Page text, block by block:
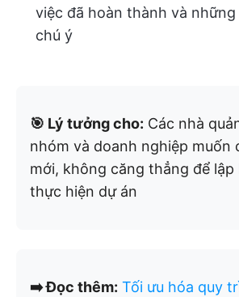
việc đã hoàn thành và
chú ý
🎯 Lý tưởng cho: Các nhà
nhóm và doanh nghiệp muốn
mới, không căng thẳng để lập
thực hiện dự án
➡️ Đọc thêm: Tối ưu hóa quy